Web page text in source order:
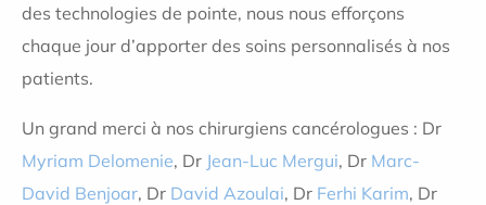
des technologies de pointe, nous nous efforçons
chaque jour d’apporter des soins personnalisés à nos
patients.
Un grand merci à nos chirurgiens cancérologues : Dr
Myriam Delomenie, Dr Jean-Luc Mergui, Dr Marc-
David Benjoar, Dr David Azoulai, Dr Ferhi Karim, Dr